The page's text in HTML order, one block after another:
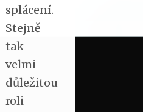
splácení.
Stejně
tak
velmi
důležitou
roli